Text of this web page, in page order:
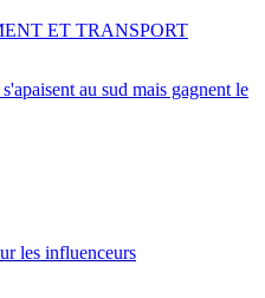
au sud mais gagnent le
ET TRANSPORT
les influenceurs